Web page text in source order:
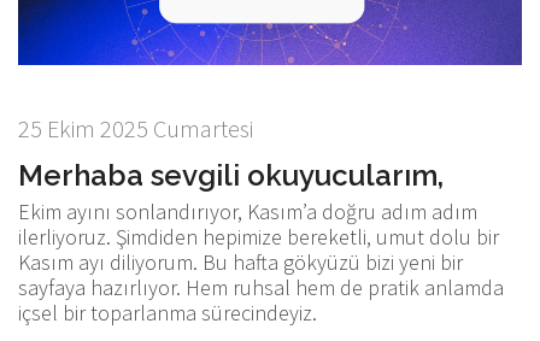
25 Ekim 2025 Cumartesi
Merhaba sevgili okuyucularım,
Ekim ayını sonlandırıyor, Kasım’a doğru adım adım
ilerliyoruz. Şimdiden hepimize bereketli, umut dolu bir
Kasım ayı diliyorum. Bu hafta gökyüzü bizi yeni bir
sayfaya hazırlıyor. Hem ruhsal hem de pratik anlamda
içsel bir toparlanma sürecindeyiz.